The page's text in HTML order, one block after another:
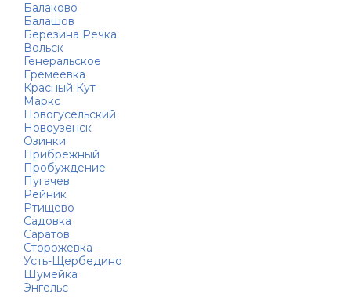
Балаково
Балашов
Березина Речка
Вольск
Генеральское
Еремеевка
Красный Кут
Маркс
Новогусельский
Новоузенск
Озинки
Прибрежный
Пробуждение
Пугачев
Рейник
Ртищево
Садовка
Саратов
Сторожевка
Усть-Щербедино
Шумейка
Энгельс